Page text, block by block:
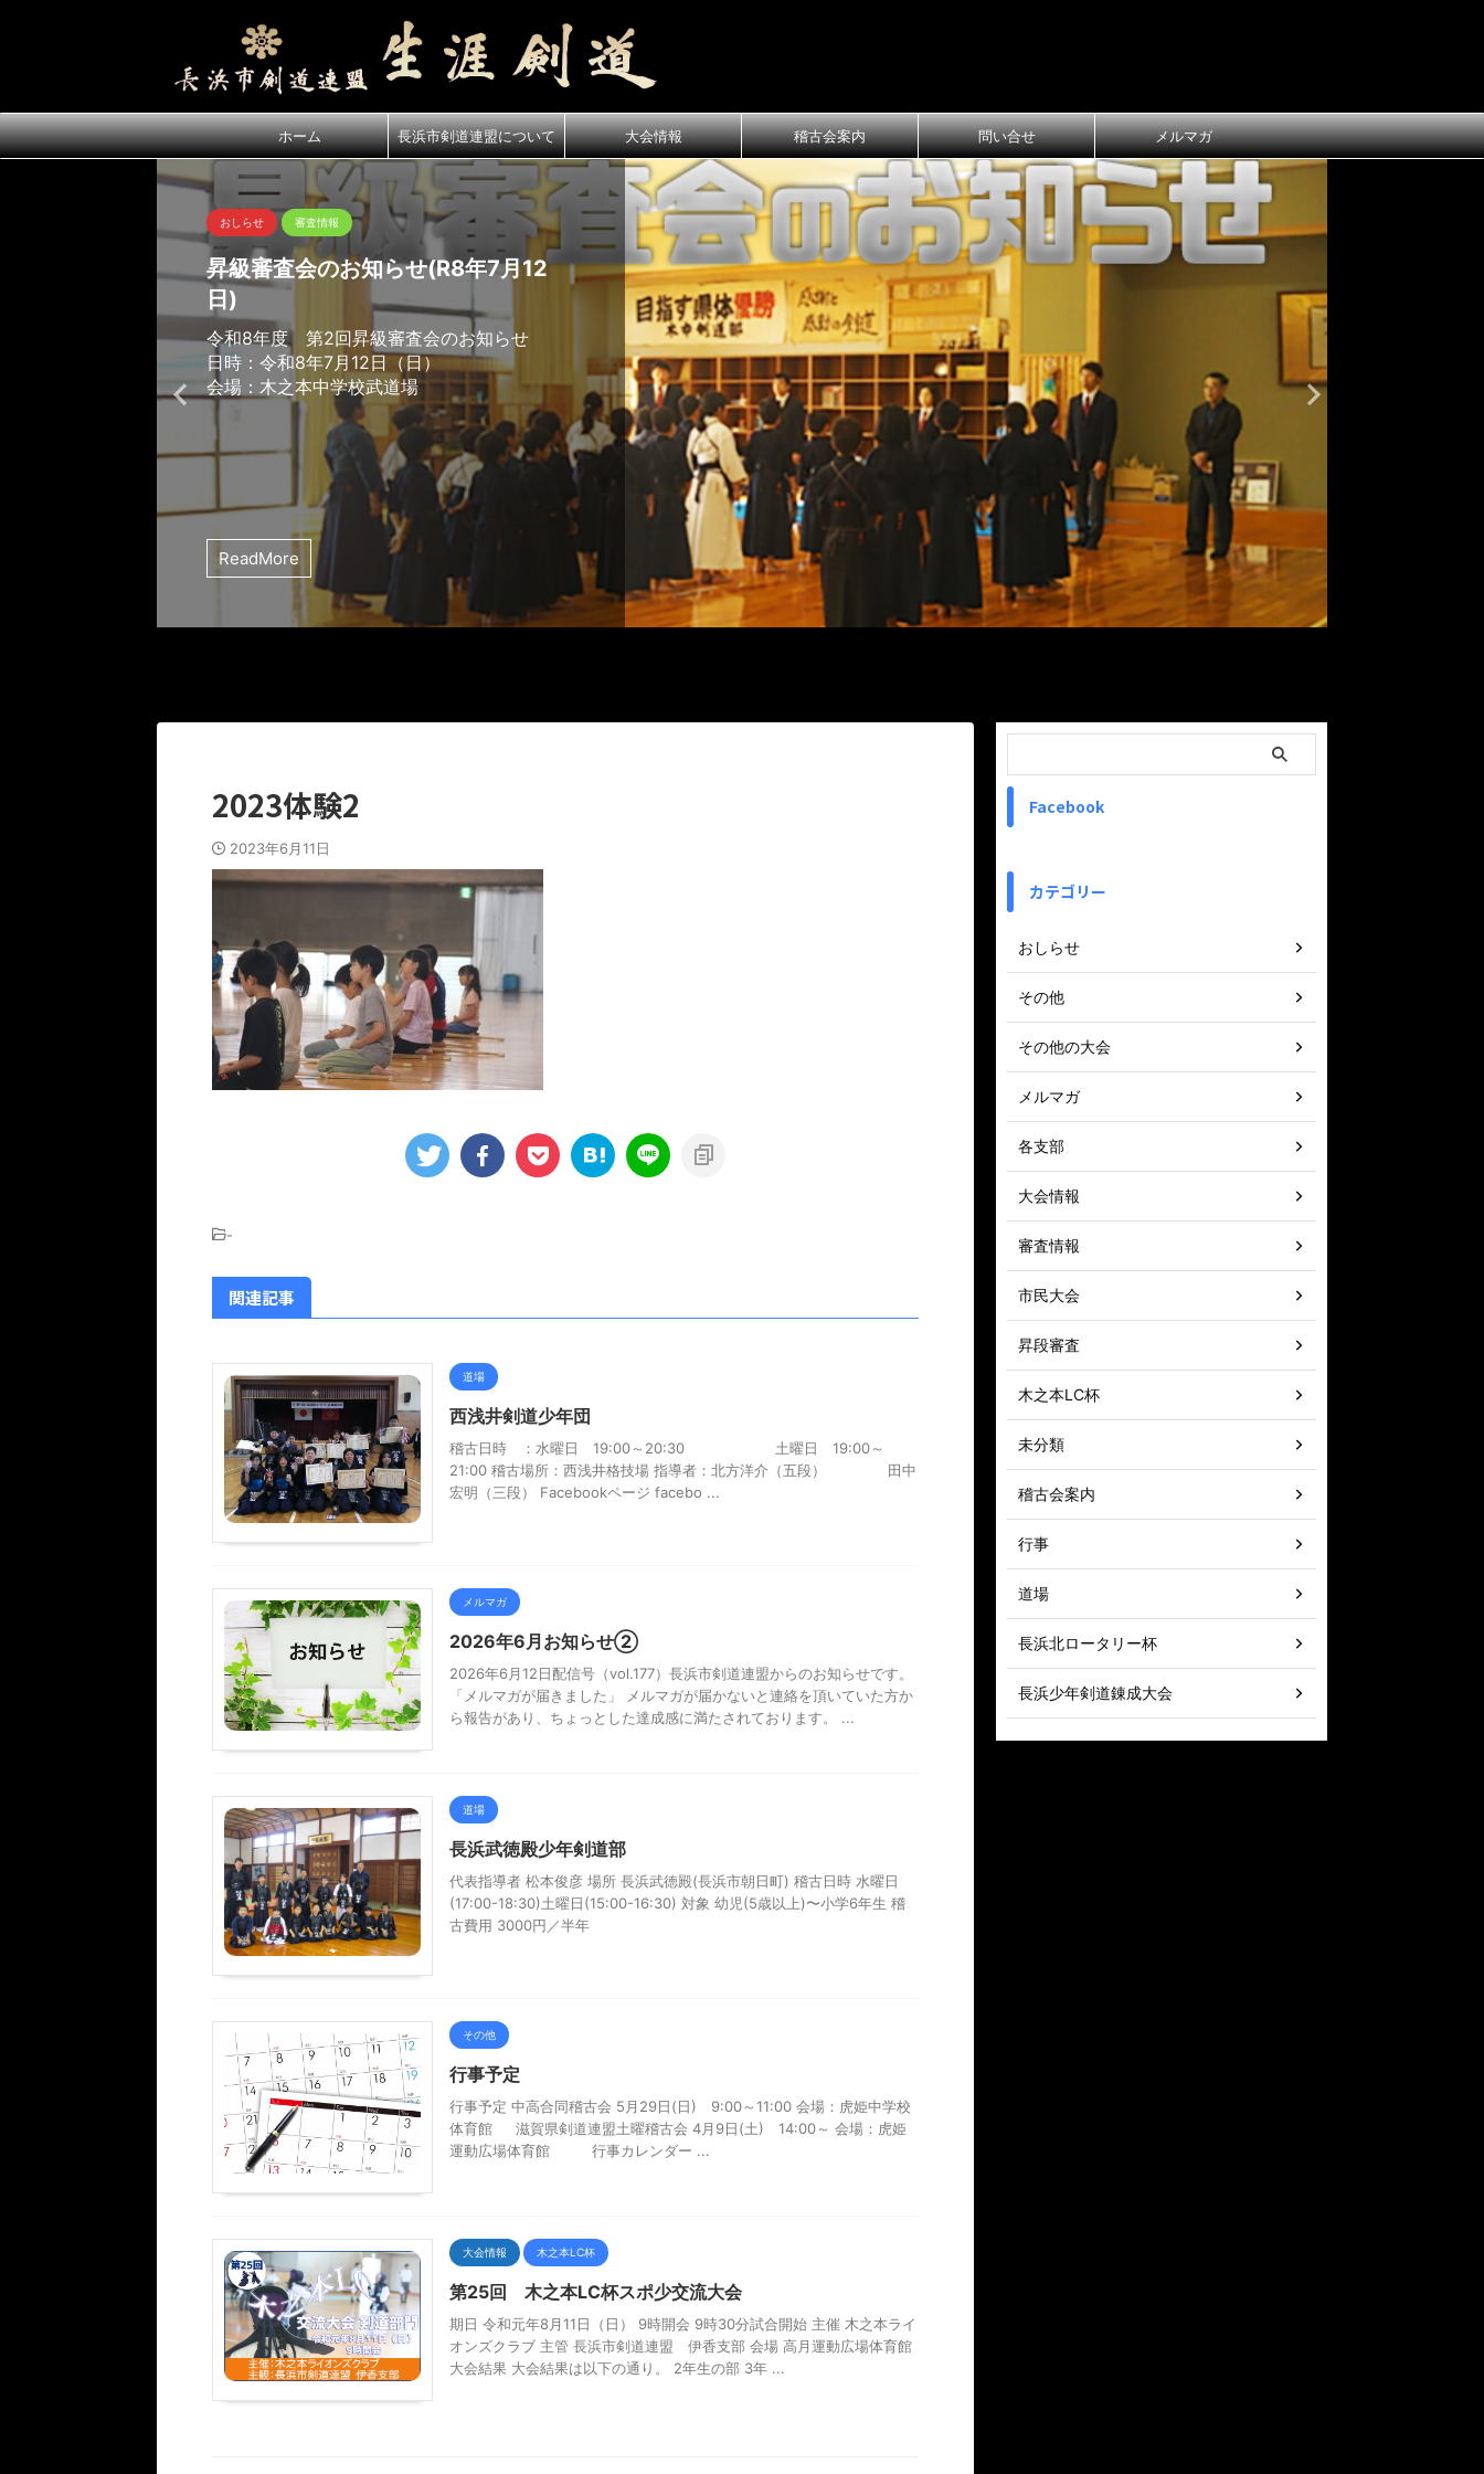
ホーム 長浜市剣道連盟について 大会情報 稽古会案内 問い合せ メルマガ
おしらせ 審査情報
昇級審査会のお知らせ(R8年7月12
日)
令和8年度 第2回昇級審査会のお知らせ
日時：令和8年7月12日（日）
会場：木之本中学校武道場
ReadMore
2023体験2
2023年6月11日
-
関連記事
道場
西浅井剣道少年団
稽古日時 ：水曜日 19:00～20:30 土曜日 19:00～
21:00 稽古場所：西浅井格技場 指導者：北方洋介（五段） 田中
宏明（三段） Facebookページ facebo ...
メルマガ
2026年6月お知らせ②
2026年6月12日配信号（vol.177）長浜市剣道連盟からのお知らせです。
「メルマガが届きました」 メルマガが届かないと連絡を頂いていた方か
ら報告があり、ちょっとした達成感に満たされております。 ...
道場
長浜武徳殿少年剣道部
代表指導者 松本俊彦 場所 長浜武徳殿(長浜市朝日町) 稽古日時 水曜日
(17:00-18:30)土曜日(15:00-16:30) 対象 幼児(5歳以上)〜小学6年生 稽
古費用 3000円／半年
その他
行事予定
行事予定 中高合同稽古会 5月29日(日) 9:00～11:00 会場：虎姫中学校
体育館 滋賀県剣道連盟土曜稽古会 4月9日(土) 14:00～ 会場：虎姫
運動広場体育館 行事カレンダー ...
大会情報 木之本LC杯
第25回 木之本LC杯スポ少交流大会
期日 令和元年8月11日（日） 9時開会 9時30分試合開始 主催 木之本ライ
オンズクラブ 主管 長浜市剣道連盟 伊香支部 会場 高月運動広場体育館
大会結果 大会結果は以下の通り。 2年生の部 3年 ...
Facebook
カテゴリー
おしらせ
その他
その他の大会
メルマガ
各支部
大会情報
審査情報
市民大会
昇段審査
木之本LC杯
未分類
稽古会案内
行事
道場
長浜北ロータリー杯
長浜少年剣道錬成大会